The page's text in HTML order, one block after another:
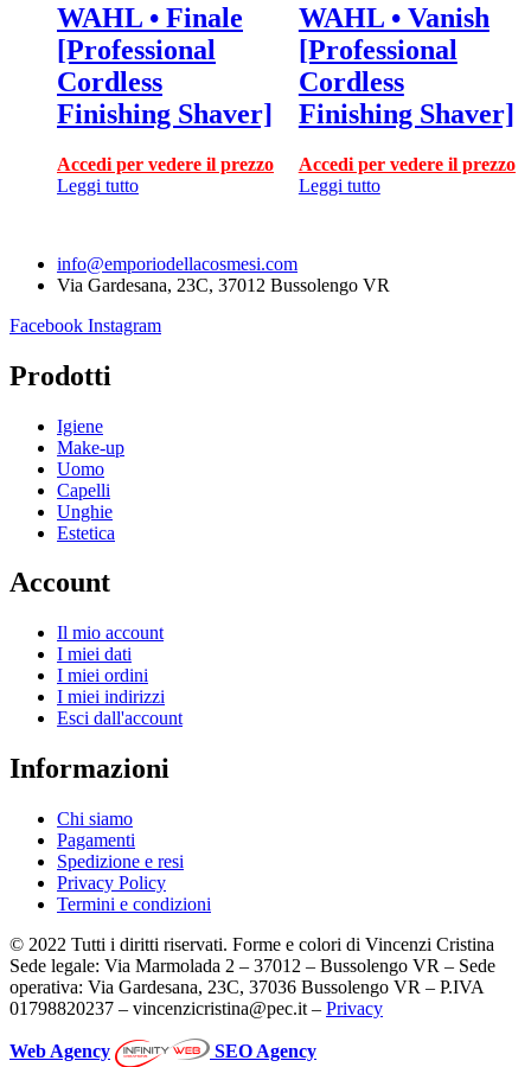
WAHL • Finale
[Professional
Cordless
Finishing Shaver]
Accedi per vedere il prezzo
Leggi tutto
WAHL • Vanish
[Professional
Cordless
Finishing Shaver]
Accedi per vedere il prezzo
Leggi tutto
info@emporiodellacosmesi.com
Via Gardesana, 23C, 37012 Bussolengo VR
Facebook Instagram
Prodotti
Igiene
Make-up
Uomo
Capelli
Unghie
Estetica
Account
Il mio account
I miei dati
I miei ordini
I miei indirizzi
Esci dall'account
Informazioni
Chi siamo
Pagamenti
Spedizione e resi
Privacy Policy
Termini e condizioni
© 2022 Tutti i diritti riservati. Forme e colori di Vincenzi Cristina
Sede legale: Via Marmolada 2 – 37012 – Bussolengo VR – Sede
operativa: Via Gardesana, 23C, 37036 Bussolengo VR – P.IVA
01798820237 – vincenzicristina@pec.it – Privacy
Web Agency
SEO Agency